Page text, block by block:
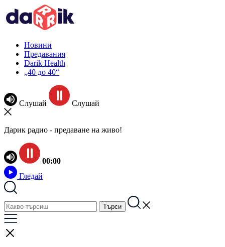
Новини
Предавания
Darik Health
„40 до 40“
Слушай Слушай
Дарик радио - предаване на живо!
00:00
Гледай